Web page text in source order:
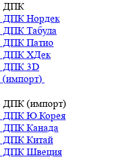
ДПК
ДПК Нордек
ДПК Табула
ДПК Патио
ДПК ХДек
ДПК 3D
(импорт)
ДПК (импорт)
ДПК Ю.Корея
ДПК Канада
ДПК Китай
ДПК Швеция